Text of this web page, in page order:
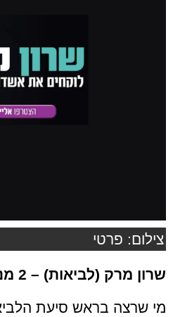
צילום: פרטי
שרון מרק (לביאות) – 2 מנדטים - 8,054 קולות
מי שרצה בראש סיעת